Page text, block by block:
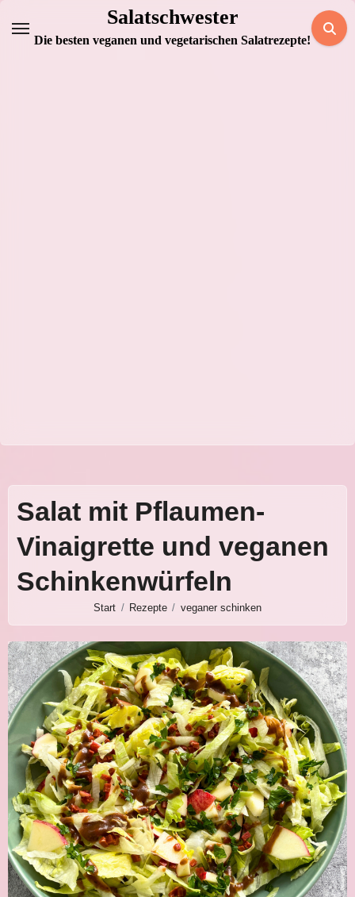
Inhalt
Salatschwester
Die besten veganen und vegetarischen Salatrezepte!
Salat mit Pflaumen-
Vinaigrette und veganen
Schinkenwürfeln
Start Rezepte veganer schinken